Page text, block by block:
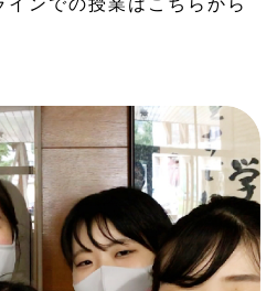
ンでの授業はこちらから